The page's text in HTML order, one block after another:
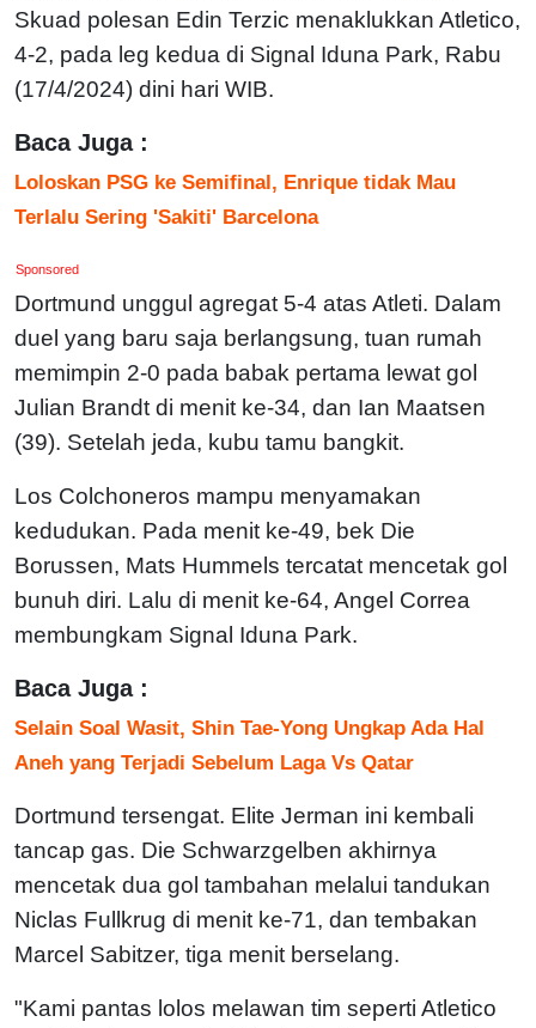
Skuad polesan Edin Terzic menaklukkan Atletico,
4-2, pada leg kedua di Signal Iduna Park, Rabu
(17/4/2024) dini hari WIB.
Baca Juga :
Loloskan PSG ke Semifinal, Enrique tidak Mau
Terlalu Sering 'Sakiti' Barcelona
Sponsored
Dortmund unggul agregat 5-4 atas Atleti. Dalam
duel yang baru saja berlangsung, tuan rumah
memimpin 2-0 pada babak pertama lewat gol
Julian Brandt di menit ke-34, dan Ian Maatsen
(39). Setelah jeda, kubu tamu bangkit.
Los Colchoneros mampu menyamakan
kedudukan. Pada menit ke-49, bek Die
Borussen, Mats Hummels tercatat mencetak gol
bunuh diri. Lalu di menit ke-64, Angel Correa
membungkam Signal Iduna Park.
Baca Juga :
Selain Soal Wasit, Shin Tae-Yong Ungkap Ada Hal
Aneh yang Terjadi Sebelum Laga Vs Qatar
Dortmund tersengat. Elite Jerman ini kembali
tancap gas. Die Schwarzgelben akhirnya
mencetak dua gol tambahan melalui tandukan
Niclas Fullkrug di menit ke-71, dan tembakan
Marcel Sabitzer, tiga menit berselang.
"Kami pantas lolos melawan tim seperti Atletico